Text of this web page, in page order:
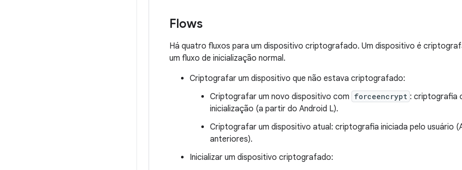
Flows
Há quatro fluxos para um dispositivo criptografado. Um dispositivo é
um fluxo de inicialização normal.
Criptografar um dispositivo que não estava criptografado:
Criptografar um novo dispositivo com forceencrypt : criptografia
inicialização (a partir do Android L).
Criptografar um dispositivo atual: criptografia iniciada pelo usuário
anteriores).
Inicializar um dispositivo criptografado: